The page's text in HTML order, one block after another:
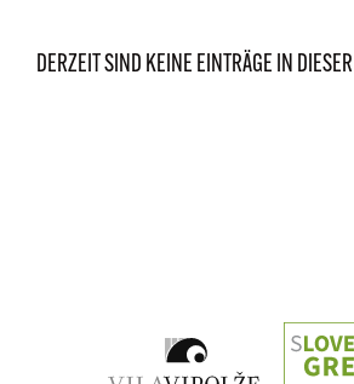
DERZEIT SIND KEINE EINTRÄGE IN